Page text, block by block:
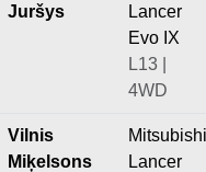
Juršys
Lancer
Evo IX
L13 |
4WD
Vilnis
Miķelsons
Mitsubishi
Lancer